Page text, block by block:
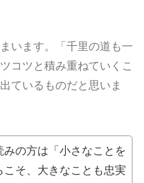
います。「千里の道も一
コツと積み重ねていくこ
ているものだと思いま
みの方は「小さなことを
こそ、大きなことも忠実